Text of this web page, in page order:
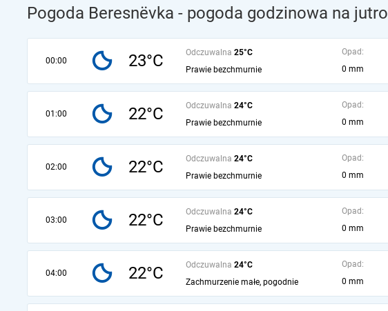
Pogoda Beresnëvka - pogoda godzinowa na jutro
00:00 23°C Odczuwalna 25°C
Prawie bezchmurnie
Opad:
0 mm
01:00 22°C Odczuwalna 24°C
Prawie bezchmurnie
Opad:
0 mm
02:00 22°C Odczuwalna 24°C
Prawie bezchmurnie
Opad:
0 mm
03:00 22°C Odczuwalna 24°C
Prawie bezchmurnie
Opad:
0 mm
04:00 22°C Odczuwalna 24°C
Zachmurzenie małe, pogodnie
Opad:
0 mm